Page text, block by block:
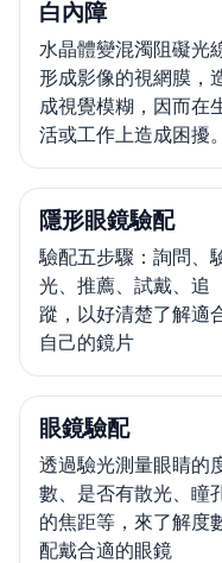
白內障
水晶體變混濁阻礙光
形成影像的視網膜，
成視覺模糊，因而在
活或工作上造成困擾。
隱形眼鏡驗配
驗配五步驟：詢問、
光、推薦、試戴、追
蹤，以好清楚了解適
自己的鏡片
眼鏡驗配
透過驗光測量眼睛的
數、是否有散光、瞳
的焦距等，來了解度
配戴合適的眼鏡